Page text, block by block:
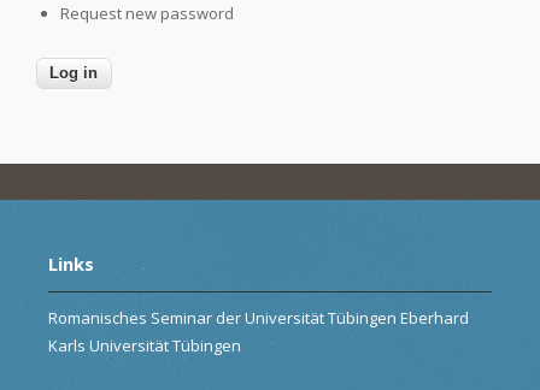
Request new password
Links
Romanisches Seminar der Universität Tübingen Eberhard
Karls Universität Tübingen